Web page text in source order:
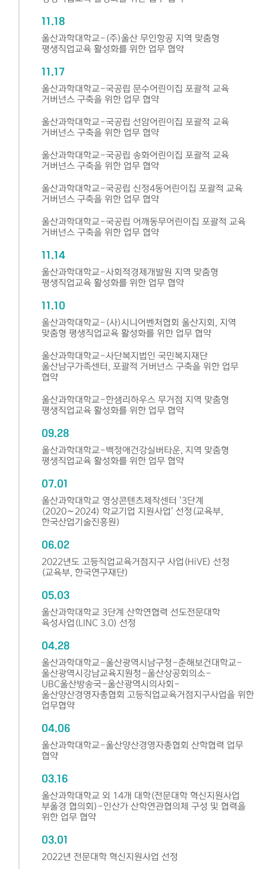
11.18
울산과학대학교-(주)울산 무인항공 지역 맞춤형
평생직업교육 활성화를 위한 업무 협약
11.17
울산과학대학교-국공립 문수어린이집 포괄적 교육
거버넌스 구축을 위한 업무 협약
울산과학대학교-국공립 선암어린이집 포괄적 교육
거버넌스 구축을 위한 업무 협약
울산과학대학교-국공립 송화어린이집 포괄적 교육
거버넌스 구축을 위한 업무 협약
울산과학대학교-국공립 신정4동어린이집 포괄적 교육
거버넌스 구축을 위한 업무 협약
울산과학대학교-국공립 어깨동무어린이집 포괄적 교육
거버넌스 구축을 위한 업무 협약
11.14
울산과학대학교-사회적경제개발원 지역 맞춤형
평생직업교육 활성화를 위한 업무 협약
11.10
울산과학대학교-(사)시니어벤처협회 울산지회, 지역
맞춤형 평생직업교육 활성화를 위한 업무 협약
울산과학대학교-사단복지법인 국민복지재단
울산남구가족센터, 포괄적 거버넌스 구축을 위한 업무
협약
울산과학대학교-한샘리하우스 무거점 지역 맞춤형
평생직업교육 활성화를 위한 업무 협약
09.28
울산과학대학교-백정애건강실버타운, 지역 맞춤형
평생직업교육 활성화를 위한 업무 협약
07.01
울산과학대학교 영상콘텐츠제작센터 '3단계
(2020∼2024) 학교기업 지원사업' 선정(교육부,
한국산업기술진흥원)
06.02
2022년도 고등직업교육거점지구 사업(HiVE) 선정
(교육부, 한국연구재단)
05.03
울산과학대학교 3단계 산학연협력 선도전문대학
육성사업(LINC 3.0) 선정
04.28
울산과학대학교-울산광역시남구청-춘해보건대학교-
울산광역시강남교육지원청-울산상공회의소-
UBC울산방송국-울산광역시의사회-
울산양산경영자총협회 고등직업교육거점지구사업을 위한
업무협약
04.06
울산과학대학교-울산양산경영자총협회 산학협력 업무
협약
03.16
울산과학대학교 외 14개 대학(전문대학 혁신지원사업
부울경 협의회)-인산가 산학연관협의체 구성 및 협력을
위한 업무 협약
03.01
2022년 전문대학 혁신지원사업 선정